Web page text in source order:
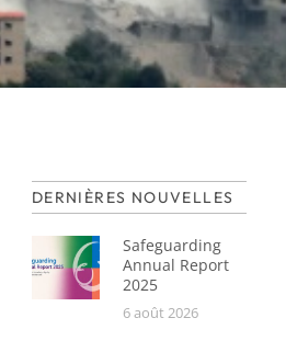
DERNIÈRES NOUVELLES
Safeguarding
Annual Report
2025
6 août 2026